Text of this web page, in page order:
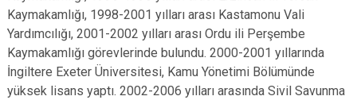
Kaymakamlığı, 1998-2001 yılları arası Kastamonu Vali
Yardımcılığı, 2001-2002 yılları arası Ordu ili Perşembe
Kaymakamlığı görevlerinde bulundu. 2000-2001 yıllarında
İngiltere Exeter Üniversitesi, Kamu Yönetimi Bölümünde
yüksek lisans yaptı. 2002-2006 yılları arasında Sivil Savunma